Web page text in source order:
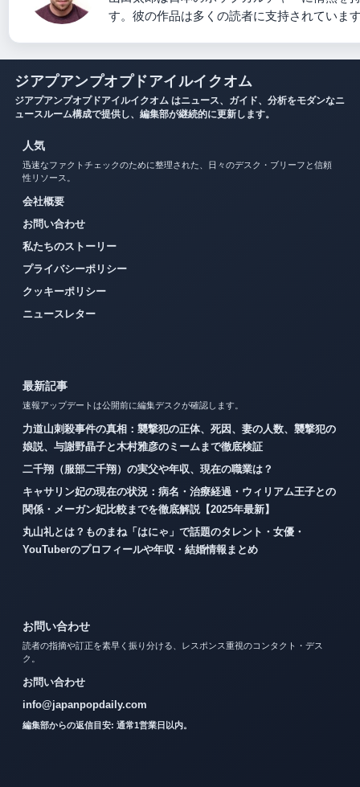
す。彼の作品は多くの読者に支持されていま
ジアプアンプオプドアイルイクオム
ジアプアンプオプドアイルイクオム はニュース、ガイド、分析をモダンなニ
ュースルーム構成で提供し、編集部が継続的に更新します。
人気
迅速なファクトチェックのために整理された、日々のデスク・ブリーフと信頼
性リソース。
会社概要
お問い合わせ
私たちのストーリー
プライバシーポリシー
クッキーポリシー
ニュースレター
最新記事
速報アップデートは公開前に編集デスクが確認します。
力道山刺殺事件の真相：襲撃犯の正体、死因、妻の人数、襲撃犯の
娘説、与謝野晶子と木村雅彦のミームまで徹底検証
二千翔（服部二千翔）の実父や年収、現在の職業は？
キャサリン妃の現在の状況：病名・治療経過・ウィリアム王子との
関係・メーガン妃比較までを徹底解説【2025年最新】
丸山礼とは？ものまね「はにゃ」で話題のタレント・女優・
YouTuberのプロフィールや年収・結婚情報まとめ
お問い合わせ
読者の指摘や訂正を素早く振り分ける、レスポンス重視のコンタクト・デス
ク。
お問い合わせ
info@japanpopdaily.com
編集部からの返信目安: 通常1営業日以内。